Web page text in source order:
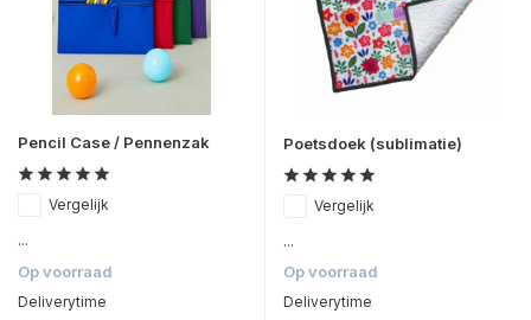
Pencil Case / Pennenzak
Vergelijk
...
Op voorraad
Deliverytime
Poetsdoek (sublimatie)
Vergelijk
...
Op voorraad
Deliverytime